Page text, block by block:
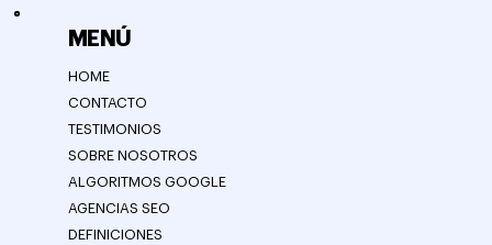
MENÚ
HOME
CONTACTO
TESTIMONIOS
SOBRE NOSOTROS
ALGORITMOS GOOGLE
AGENCIAS SEO
DEFINICIONES